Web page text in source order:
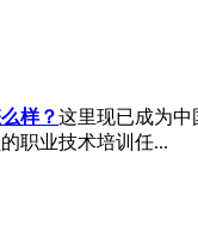
样？这里现已成为中
职业技术培训任...